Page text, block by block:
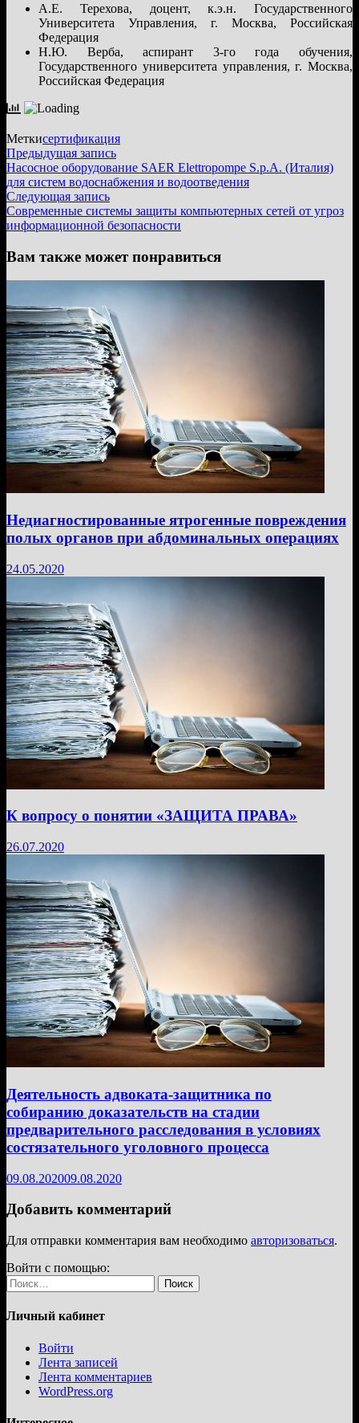
А.Е. Терехова, доцент, к.э.н. Государственного
Университета Управления, г. Москва, Российская
Федерация
Н.Ю. Верба, аспирант 3-го года обучения,
Государственного университета управления, г. Москва,
Российская Федерация
Меткисертификация
Навигация
по
записям
Предыдущая записьПредыдущая
запись:
Насосное оборудование SAER Elettropompe S.p.A. (Италия)
для систем водоснабжения и водоотведения
Следующая записьСледующая
запись:
Современные системы защиты компьютерных сетей от угроз
информационной безопасности
Вам также может понравиться
Недиагностированные ятрогенные повреждения
полых органов при абдоминальных операциях
24.05.2020
К вопросу о понятии «ЗАЩИТА ПРАВА»
26.07.2020
Деятельность адвоката-защитника по
собиранию доказательств на стадии
предварительного расследования в условиях
состязательного уголовного процесса
09.08.202009.08.2020
Добавить комментарий
Для отправки комментария вам необходимо авторизоваться.
Войти с помощью:
Найти:
Личный кабинет
Войти
Лента записей
Лента комментариев
WordPress.org